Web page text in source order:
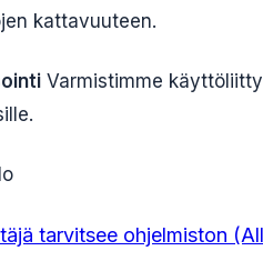
kattavuuteen.
Varmistimme
tarvitsee ohjelmiston